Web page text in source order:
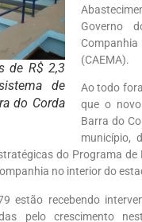
de R$ 2,3
de
do Corda
Governo
(CAEMA).
Ao todo
que o
Barra do
município,
do Programa de
no interior do
estão recebendo
pelo crescimento